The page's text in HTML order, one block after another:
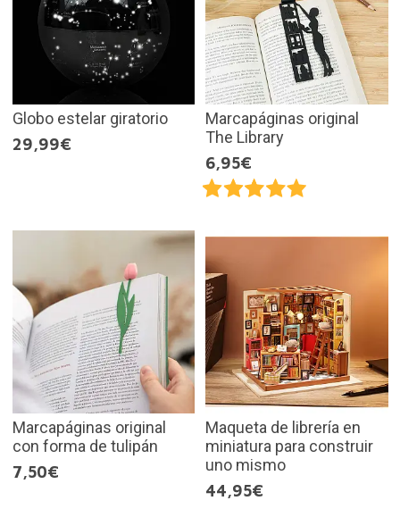
Globo estelar giratorio
29,99€
Marcapáginas original
The Library
6,95€
Marcapáginas original
con forma de tulipán
7,50€
Maqueta de librería en
miniatura para construir
uno mismo
44,95€